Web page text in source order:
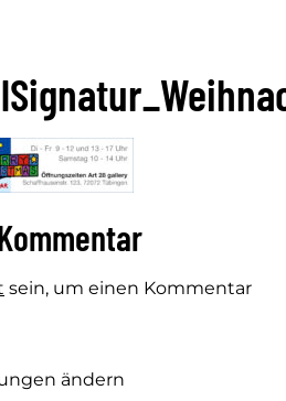
sein, um einen Kommentar
ändern